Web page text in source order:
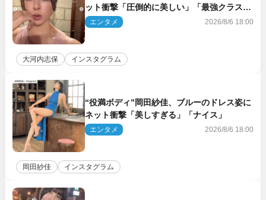
ット衝撃「圧倒的に美しい」「最強クラス」
「うっとり」
エンタメ 2026/8/6 18:00
大河内志保 インスタグラム
“役満ボディ”岡田紗佳、ブルーのドレス姿に
ネット衝撃「美しすぎる」「ナイス」
エンタメ 2026/8/6 18:00
岡田紗佳 インスタグラム